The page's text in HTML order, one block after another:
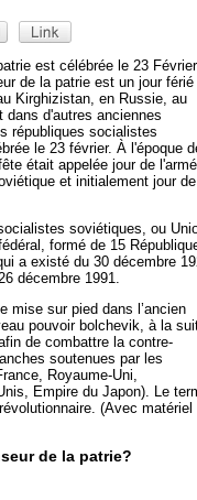
est célébrée le 23 Février
de la patrie est un jour férié
Kirghizistan, en Russie, au
dans d'autres anciennes
républiques socialistes
le 23 février. À l'époque
était appelée jour de
et initialement jour de
soviétiques, ou
formé de 15
a existé du 30 décembre
décembre 1991.
mise sur pied dans l’ancien
pouvoir bolchevik, à la
de combattre la contre-
soutenues par les
Royaume-Uni,
Empire du Japon). Le
(Avec matériel
de la patrie?